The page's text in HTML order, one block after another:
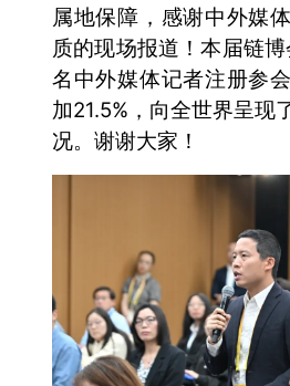
属地保障，感谢中外媒
质的现场报道！本届链
名中外媒体记者注册参
加21.5%，向全世界呈现
况。谢谢大家！